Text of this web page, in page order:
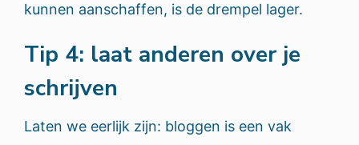
kunnen aanschaffen, is de drempel lager.
Tip 4: laat anderen over je
schrijven
Laten we eerlijk zijn: bloggen is een vak